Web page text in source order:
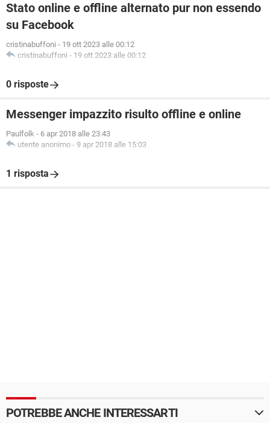
Stato online e offline alternato pur non essendo
su Facebook
cristinabuffoni - 19 ott 2023 alle 00:12
cristinabuffoni - 19 ott 2023 alle 00:12
0 risposte
Messenger impazzito risulto offline e online
Paulfolk - 6 apr 2018 alle 23:43
utente anonimo - 9 apr 2018 alle 15:03
1 risposta
POTREBBE ANCHE INTERESSARTI